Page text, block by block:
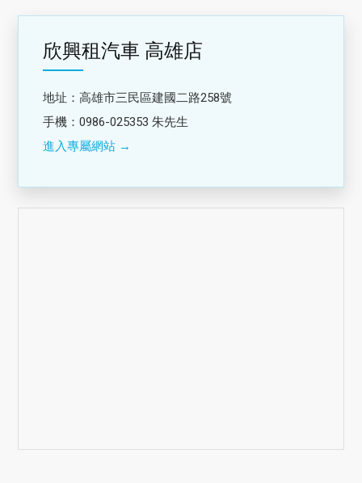
欣興租汽車 高雄店
地址：高雄市三民區建國二路258號
手機：0986-025353 朱先生
進入專屬網站 →